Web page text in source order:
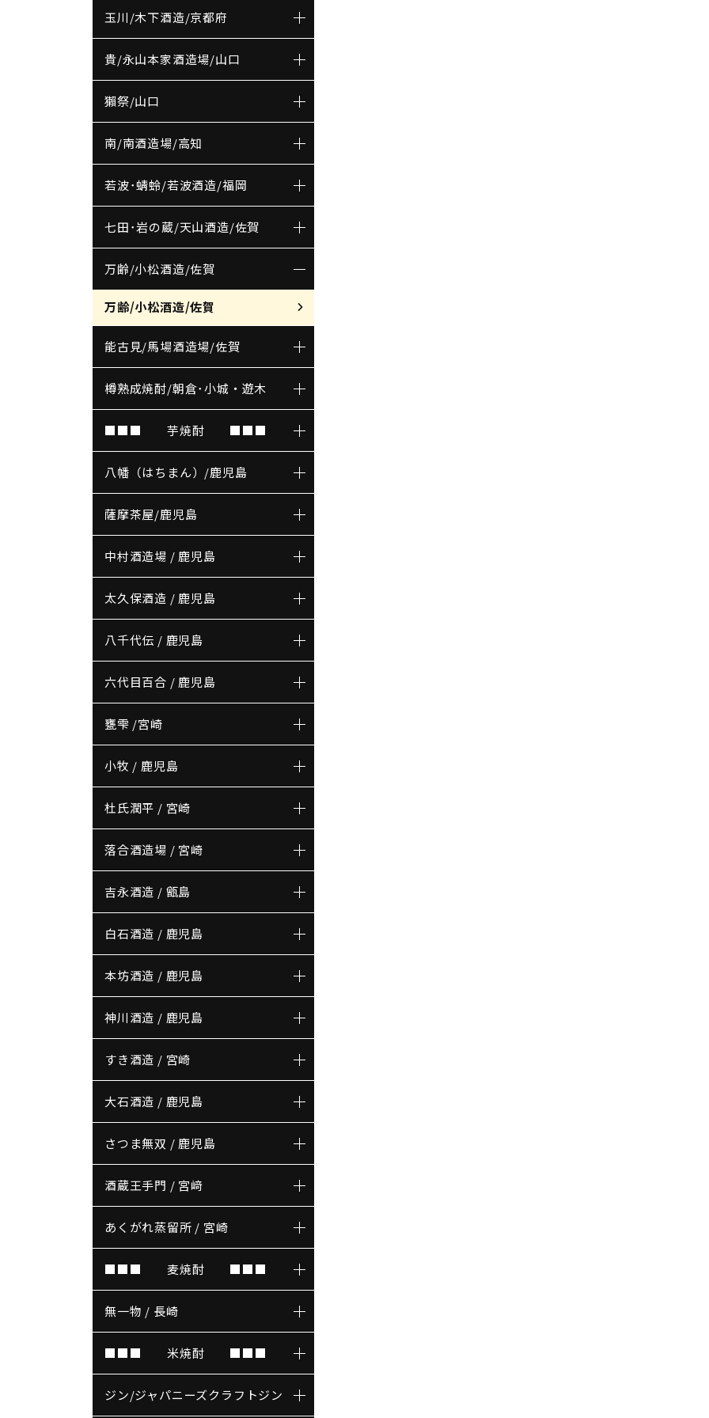
玉川/木下酒造/京都府
貴/永山本家酒造場/山口
獺祭/山口
南/南酒造場/高知
若波･蜻蛉/若波酒造/福岡
七田･岩の蔵/天山酒造/佐賀
万齢/小松酒造/佐賀
万齢/小松酒造/佐賀
能古見/馬場酒造場/佐賀
樽熟成焼酎/朝倉･小城・遊木
■■■ 芋焼酎 ■■■
八幡（はちまん）/鹿児島
薩摩茶屋/鹿児島
中村酒造場 / 鹿児島
太久保酒造 / 鹿児島
八千代伝 / 鹿児島
六代目百合 / 鹿児島
甕雫 /宮崎
小牧 / 鹿児島
杜氏潤平 / 宮崎
落合酒造場 / 宮崎
吉永酒造 / 甑島
白石酒造 / 鹿児島
本坊酒造 / 鹿児島
神川酒造 / 鹿児島
すき酒造 / 宮崎
大石酒造 / 鹿児島
さつま無双 / 鹿児島
酒蔵王手門 / 宮﨑
あくがれ蒸留所 / 宮崎
■■■ 麦焼酎 ■■■
無一物 / 長崎
■■■ 米焼酎 ■■■
ジン/ジャパニーズクラフトジン